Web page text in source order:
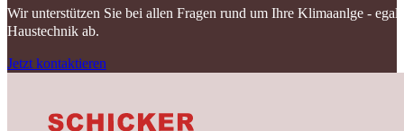
Wir unterstützen Sie bei allen Fragen rund um Ihre Klimaanlge -
Haustechnik ab.
Jetzt kontaktieren